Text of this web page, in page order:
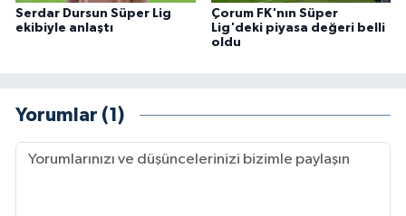
Serdar Dursun Süper Lig
ekibiyle anlaştı
Çorum FK'nın Süper
Lig'deki piyasa değeri belli
oldu
Yorumlar (1)